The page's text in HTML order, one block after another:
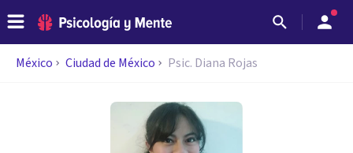
México Ciudad de México Psic. Diana Rojas